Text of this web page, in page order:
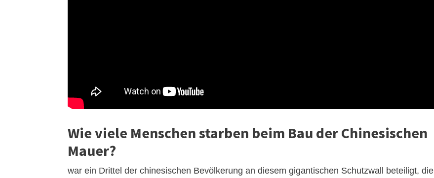
Wie viele Menschen starben beim Bau der Chinesischen
Mauer?
war ein Drittel der chinesischen Bevölkerung an diesem gigantischen Schutzwall beteiligt, die